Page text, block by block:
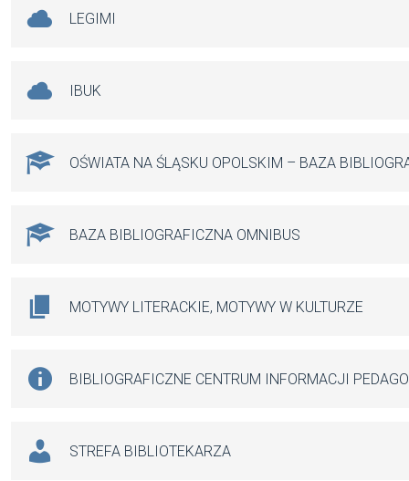
LEGIMI
IBUK
OŚWIATA NA ŚLĄSKU OPOLSKIM – BAZA
BAZA BIBLIOGRAFICZNA OMNIBUS
MOTYWY LITERACKIE, MOTYWY W KULTURZE
BIBLIOGRAFICZNE CENTRUM INFORMACJI
STREFA BIBLIOTEKARZA